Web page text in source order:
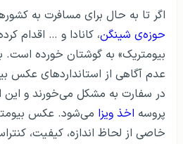
اگر تا به‌ حال برای مسافرت به
حوزه‌ی شینگن، کانادا و … اقدام
بیومتریک» به گوشتان خورده است.
عدم آگاهی از استانداردهای عکس
در سفارت به مشکل می‌خورند و این
پروسه اخذ ویزا می‌شود. عکس
خاصی از لحاظ اندازه، کیفیت،